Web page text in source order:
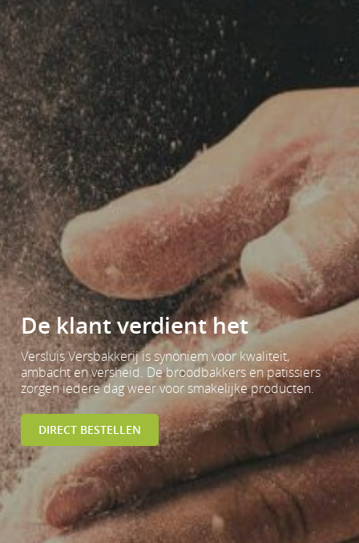
De klant verdient het
Versluis Versbakkerij is synoniem voor kwaliteit,
ambacht en versheid. De broodbakkers en patissiers
zorgen iedere dag weer voor smakelijke producten.
DIRECT BESTELLEN